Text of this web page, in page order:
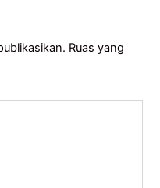
Ruas yang